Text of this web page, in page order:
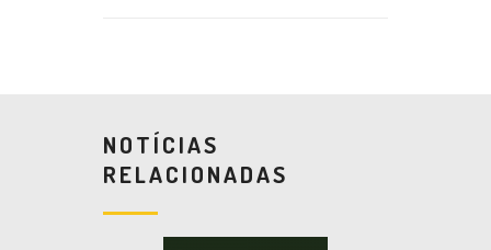
NOTÍCIAS
RELACIONADAS